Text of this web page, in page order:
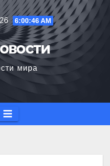
6:00:47 AM
мира